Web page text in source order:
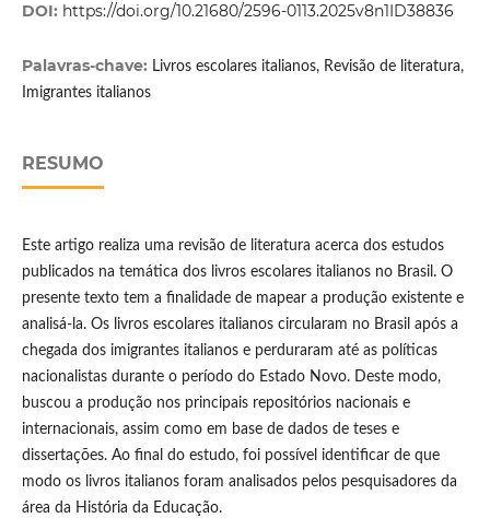
DOI: https://doi.org/10.21680/2596-0113.2025v8n1ID38836
Palavras-chave: Livros escolares italianos, Revisão de literatura,
Imigrantes italianos
RESUMO
Este artigo realiza uma revisão de literatura acerca dos estudos
publicados na temática dos livros escolares italianos no Brasil. O
presente texto tem a finalidade de mapear a produção existente e
analisá-la. Os livros escolares italianos circularam no Brasil após a
chegada dos imigrantes italianos e perduraram até as políticas
nacionalistas durante o período do Estado Novo. Deste modo,
buscou a produção nos principais repositórios nacionais e
internacionais, assim como em base de dados de teses e
dissertações. Ao final do estudo, foi possível identificar de que
modo os livros italianos foram analisados pelos pesquisadores da
área da História da Educação.